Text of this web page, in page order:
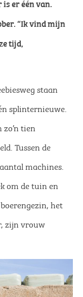
er één van.
“Ik vind mijn
tijd,
staan
splinternieuwe.
tien
Tussen de
machines.
om de tuin en
het
zijn vrouw